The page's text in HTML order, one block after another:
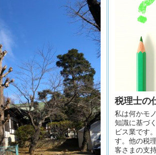
税理士の
私は何かモ
知識に基づ
ビス業です
す。他の税
客さまの支